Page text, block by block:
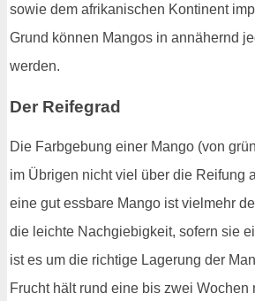
sowie dem afrikanischen Kontinent
Grund können Mangos in annähernd
werden.
Der Reifegrad
Die Farbgebung einer Mango (von
im Übrigen nicht viel über die Reifung
eine gut essbare Mango ist vielmehr
die leichte Nachgiebigkeit, sofern sie
ist es um die richtige Lagerung der
Frucht hält rund eine bis zwei Wochen